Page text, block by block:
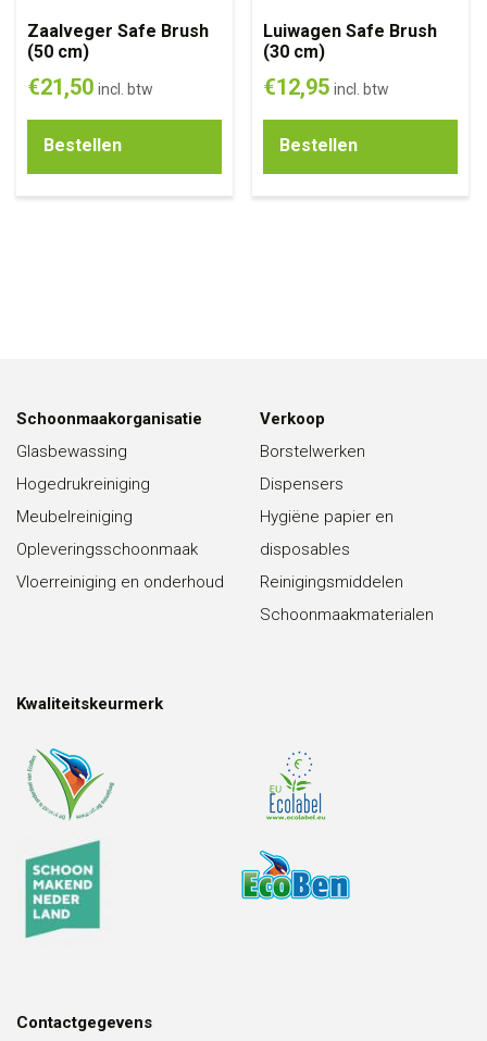
Zaalveger Safe Brush
(50 cm)
€21,50 incl. btw
Bestellen
Luiwagen Safe Brush
(30 cm)
€12,95 incl. btw
Bestellen
Schoonmaakorganisatie
Glasbewassing
Hogedrukreiniging
Meubelreiniging
Opleveringsschoonmaak
Vloerreiniging en onderhoud
Verkoop
Borstelwerken
Dispensers
Hygiëne papier en
disposables
Reinigingsmiddelen
Schoonmaakmaterialen
Kwaliteitskeurmerk
Contactgegevens